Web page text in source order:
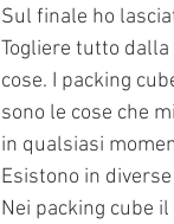
Sul finale ho
Togliere tutto
cose. I packing
sono le cose che
in qualsiasi
Esistono in
Nei packing cube